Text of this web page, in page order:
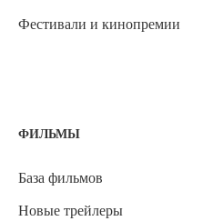
Фестивали и кинопремии
ФИЛЬМЫ
База фильмов
Новые трейлеры